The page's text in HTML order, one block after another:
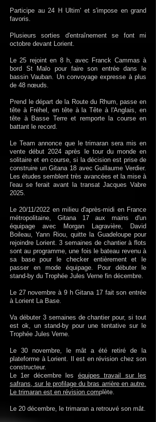
Participe au 24 H Ultim' et s'impose en grand
favoris.
Plusieurs sorties d'entraînement se font mi
octobre devant Lorient.
Le 25 rejoint en 8 h, avec Franck Cammas à
bord St Malo pour faire son entrée dans le
bassin Vauban. Un convoyage expresse à plus
de 48 nœuds.
Prend le départ de la Route du Rhum, passe en
tête à Fréhel, en tête à la Tête à l'Anglais, en
tête à Basse Terre et remporte la course en
battant le record.
Le Team annonce que le trimaran sera mis en
vente début 2024 après le tour du monde en
solitaire et en course, si la décision est prise de
construire un Gitana 18 avec Guillaume Verdier.
Les études semblent très avancées et la mise à
l'eau se ferait avant la transat Jacques Vabre
2025.
Le 20/11/2022 en milieu d'après-midi en France
métropolitaine, Gitana 17 aux mains d'un
équipage avec Morgan Lagravière, David
Boileau, Yann Riou, quitte la Guadeloupe pour
rejoindre Lorient. 3 semaines de chantier à flots
sont au programme, une fois le bateau revenu à
sa base pour le checker entièrement et le
passer en mode équipage. Pour débuter le
stand-by du Trophée Jules Verne fin décembre.
Le 27 novembre à 9 h Gitana 17 fait son entrée
à Lorient La Base.
Va débuter 3 semaines de chantier pour, si tout
est ok, un stand-by pour une tentative sur le
Trophée Jules Verne.
Le 30 novembre, le mât a été retiré de la
plateforme à Lorient. Il est en révision chez son
constructeur.
Le 1er décembre les équipes travail sur les
safrans, sur le profilage du bras arrière en autre.
Le trimaran est en révision complète.
Le 20 décembre, le trimaran a retrouvé son mât.